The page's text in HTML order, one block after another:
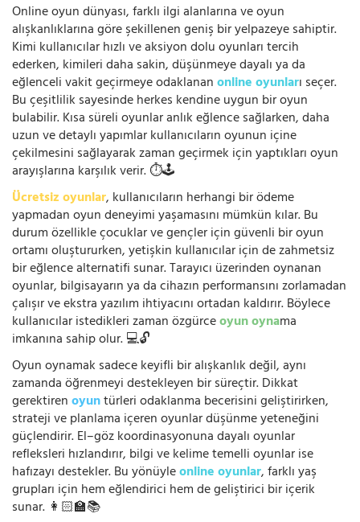
Online oyun dünyası, farklı ilgi alanlarına ve oyun
alışkanlıklarına göre şekillenen geniş bir yelpazeye sahiptir.
Kimi kullanıcılar hızlı ve aksiyon dolu oyunları tercih
ederken, kimileri daha sakin, düşünmeye dayalı ya da
eğlenceli vakit geçirmeye odaklananonline oyunları seçer.
Bu çeşitlilik sayesinde herkes kendine uygun bir oyun
bulabilir. Kısa süreli oyunlar anlık eğlence sağlarken, daha
uzun ve detaylı yapımlar kullanıcıların oyunun içine
çekilmesini sağlayarak zaman geçirmek için yaptıkları oyun
arayışlarına karşılık verir. ⏱️🕹️
Ücretsiz oyunlar, kullanıcıların herhangi bir ödeme
yapmadan oyun deneyimi yaşamasını mümkün kılar. Bu
durum özellikle çocuklar ve gençler için güvenli bir oyun
ortamı oluştururken, yetişkin kullanıcılar için de zahmetsiz
bir eğlence alternatifi sunar. Tarayıcı üzerinden oynanan
oyunlar, bilgisayarın ya da cihazın performansını zorlamadan
çalışır ve ekstra yazılım ihtiyacını ortadan kaldırır. Böylece
kullanıcılar istedikleri zaman özgürceoyun oynama
imkanına sahip olur. 💻🔓
Oyun oynamak sadece keyifli bir alışkanlık değil, aynı
zamanda öğrenmeyi destekleyen bir süreçtir. Dikkat
gerektirenoyuntürleri odaklanma becerisini geliştirirken,
strateji ve planlama içeren oyunlar düşünme yeteneğini
güçlendirir. El–göz koordinasyonuna dayalı oyunlar
refleksleri hızlandırır, bilgi ve kelime temelli oyunlar ise
hafızayı destekler. Bu yönüyleonline oyunlar, farklı yaş
grupları için hem eğlendirici hem de geliştirici bir içerik
sunar. 👩🏻‍🏫📚